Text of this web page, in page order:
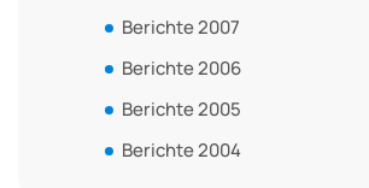
Berichte 2007
Berichte 2006
Berichte 2005
Berichte 2004